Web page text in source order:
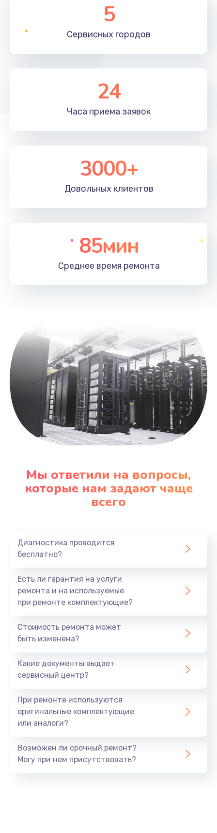
5
Сервисных городов
24
Часа приема заявок
3000+
Довольных клиентов
85мин
Среднее время ремонта
Мы ответили на вопросы,
которые нам задают чаще
всего
Диагностика проводится
бесплатно?
Есть ли гарантия на услуги
ремонта и на используемые
при ремонте комплектующие?
Стоимость ремонта может
быть изменена?
Какие документы выдает
сервисный центр?
При ремонте используются
оригинальные комплектующие
или аналоги?
Возможен ли срочный ремонт?
Могу при нем присутствовать?